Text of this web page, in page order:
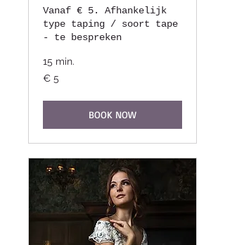
Vanaf € 5. Afhankelijk
type taping / soort tape
- te bespreken
15 min.
5
euro
€ 5
BOOK NOW